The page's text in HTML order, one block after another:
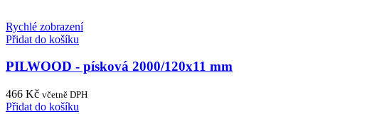
Rychlé zobrazení
Přidat do košíku
PILWOOD - písková 2000/120x11 mm
466 Kč včetně DPH
Přidat do košíku